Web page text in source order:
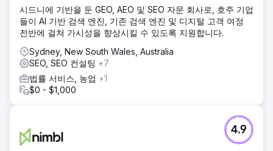
방해가 되는 요소를 제거하고 매달 최소 13건의 신규 주택 계
약을 확보하는 것이었습니다.
솔루션
브랜딩과 인지도 구축을 위해 업계 경험을 바탕으로 리드 양과
전환율 요건을 충족하는 옴니채널 전략을 수립했습니다. 캠페
인이 탄력을 받으면서 고객은 매달 15~20건의 신규 주택 계약
을 꾸준히 확보하고 있습니다.
웹사이트 트래픽 79% 증가, 소셜 미디어 리드 700% 증가,
Pos 1 Turn Key Homes Brisbane, Google Ads 리드 220%
증가
시드니에 기반을 둔 GEO, AEO 및 SEO 자문 회사로, 호주 기업
들이 AI 기반 검색 엔진, 기존 검색 엔진 및 디지털 고객 여정
전반에 걸쳐 가시성을 향상시킬 수 있도록 지원합니다.
Sydney, New South Wales, Australia
SEO, SEO 컨설팅 +7
법률 서비스, 농업 +1
$0 - $1,000
4.9